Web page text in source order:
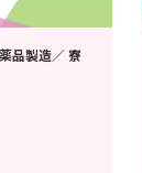
品製造／ 寮